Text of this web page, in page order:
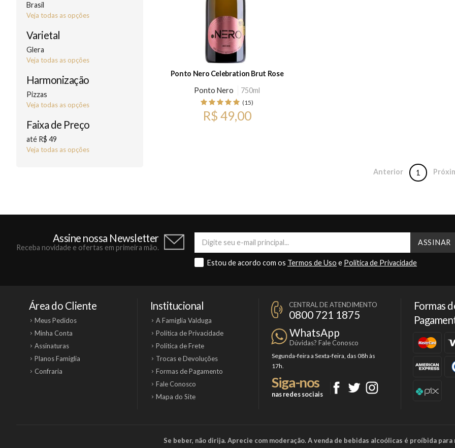
Brasil
Veja todas as opções
Varietal
Glera
Veja todas as opções
Harmonização
Pizzas
Veja todas as opções
Faixa de Preço
até R$ 49
Veja todas as opções
Ponto Nero Celebration Brut Rose
Ponto Nero
750ml
(15)
R$ 49,00
Anterior 1
Assine nossa Newsletter
Receba novidade e ofertas em primeira mão.
Estou de acordo com os Termos de Uso e Política de Privacidade
Área do Cliente
Meus Pedidos
Minha Conta
Assinaturas
Planos Famiglia
Confraria
Institucional
A Famiglia Valduga
Política de Privacidade
Política de Frete
Trocas e Devoluções
Formas de Pagamento
Fale Conosco
Mapa do Site
CENTRAL DE ATENDIMENTO
0800 721 1875
WhatsApp
Dúvidas? Fale Conosco
Segunda-feira a Sexta-feira, das 08h às
17h.
Siga-nos
nas redes sociais
Formas
Se beber, não dirija. Aprecie com moderação. A venda de bebidas alcoólicas é proíbida para